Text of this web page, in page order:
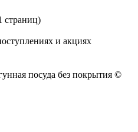
страниц)
и акциях
посуда без покрытия ©